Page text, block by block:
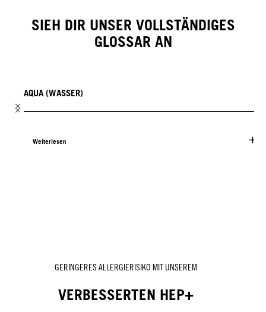
SIEH DIR UNSER VOLLSTÄNDIGES
GLOSSAR AN
AQUA (WASSER)
Weiterlesen
GERINGERES ALLERGIERISIKO MIT UNSEREM
VERBESSERTEN HEP+